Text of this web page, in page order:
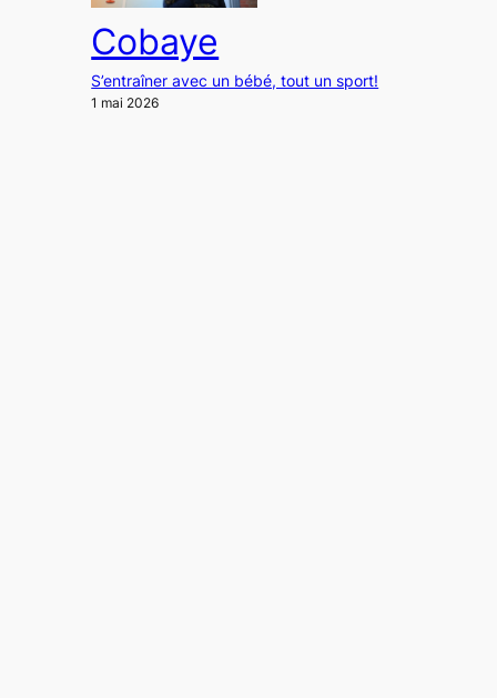
Cobaye
S’entraîner avec un bébé, tout un sport!
1 mai 2026